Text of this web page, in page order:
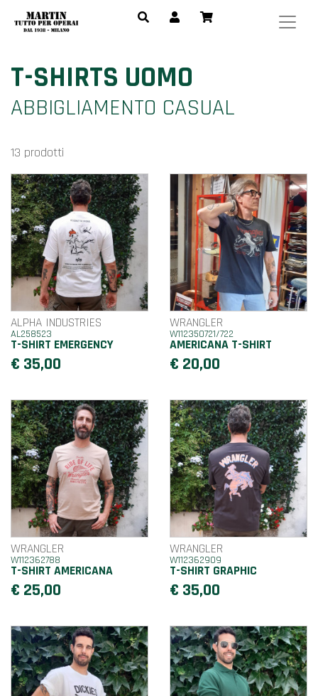
T-SHIRTS UOMO
ABBIGLIAMENTO CASUAL
13 prodotti
ALPHA INDUSTRIES
AL258523
T-SHIRT EMERGENCY
€ 35,00
WRANGLER
W112350721/722
AMERICANA T-SHIRT
€ 20,00
WRANGLER
W112362788
T-SHIRT AMERICANA
€ 25,00
WRANGLER
W112362909
T-SHIRT GRAPHIC
€ 35,00